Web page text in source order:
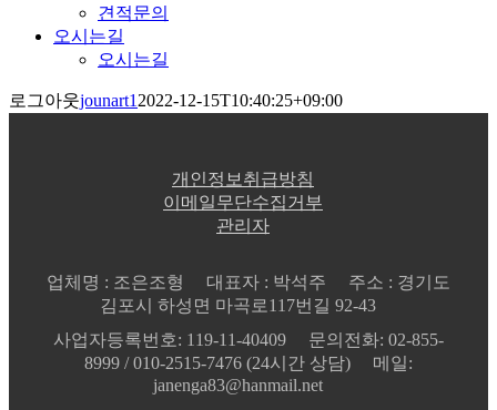
견적문의
오시는길
오시는길
로그아웃jounart1 2022-12-15T10:40:25+09:00
개인정보취급방침
이메일무단수집거부
관리자
업체명 : 조은조형 대표자 : 박석주
주소 : 경기도
김포시 하성면 마곡로117번길 92-43
사업자등록번호: 119-11-40409
문의전화: 02-855-
8999 / 010-2515-7476 (24시간 상담)
메일:
janenga83@hanmail.net